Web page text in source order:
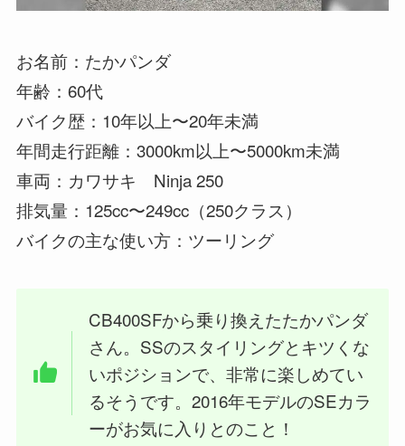
お名前：たかパンダ
年齢：60代
バイク歴：10年以上〜20年未満
年間走行距離：3000km以上〜5000km未満
車両：カワサキ Ninja 250
排気量：125cc〜249cc（250クラス）
バイクの主な使い方：ツーリング
CB400SFから乗り換えたたかパンダ
さん。SSのスタイリングとキツくな
いポジションで、非常に楽しめてい
るそうです。2016年モデルのSEカラ
ーがお気に入りとのこと！